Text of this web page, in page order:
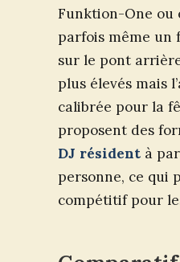
Funktion-One ou
parfois même
sur le pont
plus élevés mais
calibrée pour la
proposent des
DJ résident à
personne, ce qui
compétitif pour